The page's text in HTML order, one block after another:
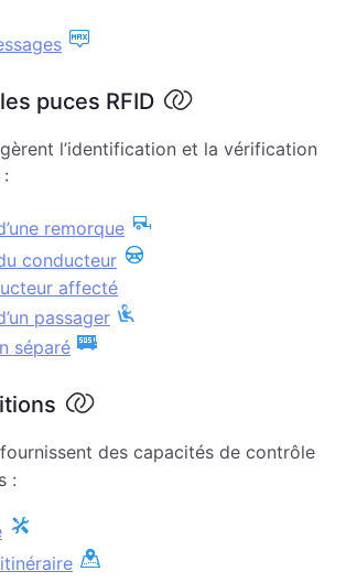
puces RFID
l’identification et la vérification
remorque
conducteur
affecté
passager
séparé
des capacités de contrôle
: